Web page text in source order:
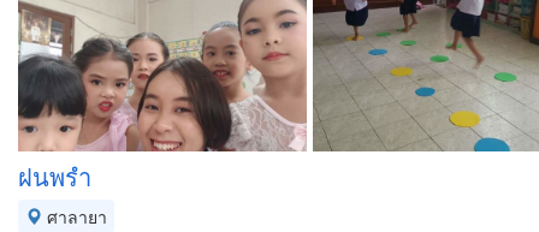
ฝนพรำ
ศาลายา